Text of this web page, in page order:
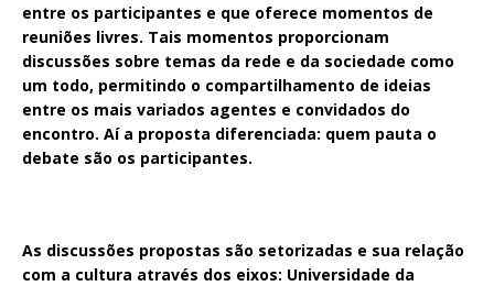
entre os participantes e que oferece momentos de
reuniões livres. Tais momentos proporcionam
discussões sobre temas da rede e da sociedade como
um todo, permitindo o compartilhamento de ideias
entre os mais variados agentes e convidados do
encontro. Aí a proposta diferenciada: quem pauta o
debate são os participantes.
As discussões propostas são setorizadas e sua relação
com a cultura através dos eixos: Universidade da